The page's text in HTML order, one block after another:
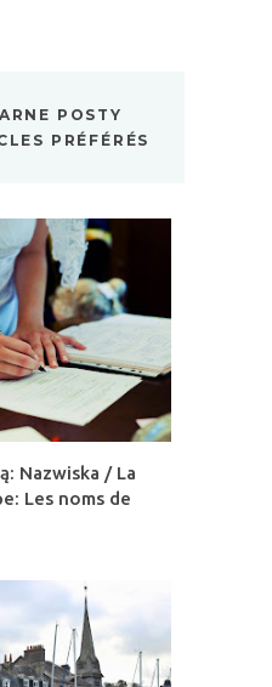
POSTY
PRÉFÉRÉS
Nazwiska / La
Les noms de